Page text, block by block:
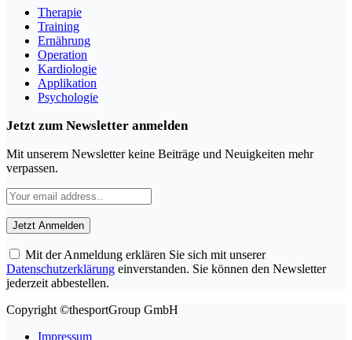
Therapie
Training
Ernährung
Operation
Kardiologie
Applikation
Psychologie
Jetzt zum Newsletter anmelden
Mit unserem Newsletter keine Beiträge und Neuigkeiten mehr
verpassen.
Mit der Anmeldung erklären Sie sich mit unserer
Datenschutzerklärung einverstanden. Sie können den Newsletter
jederzeit abbestellen.
Copyright ©thesportGroup GmbH
Impressum